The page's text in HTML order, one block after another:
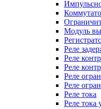
Модуль
Реле
Реле
Реле
Реле
Реле
Реле тока
Реле тока